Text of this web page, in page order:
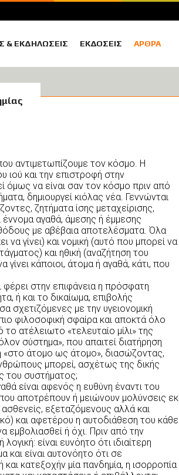
& ΕΚΔΗΛΩΣΕΙΣ ΕΚΔΟΣΕΙΣ ΑΡΘΡΑ
αντιμετωπίζουμε τον κόσμο. Η
ιού και την επιστροφή στην
όμως να είναι σαν τον κόσμο πριν από
δημιουργεί κιόλας νέα. Γεννώνται
ζητήματα ίσης μεταχείρισης,
έννομα αγαθά, άμεσης ή έμμεσης
με αβέβαια αποτελέσματα. Όλα
να γίνει) και νομική (αυτό που μπορεί να
και ηθική (αναζήτηση του
κάποιοι, άτομα ή αγαθά, κάτι, που
στην επιφάνεια η πρόσφατη
ή και το δικαίωμα, επιβολής
σχετιζόμενες με την υγειονομική
φιλοσοφική σφαίρα και αποκτά όλο
ατέλειωτο «τελευταίο μίλι» της
σύστημα», που απαιτεί διατήρηση
«στο άτομο ως άτομο», διασώζοντας,
μπορεί, ασχέτως της δικής
του συστήματος;
είναι αφενός η ευθύνη έναντι του
αποτρέπουν ή μειώνουν μολύνσεις εκ
εξεταζόμενους αλλά και
και αφετέρου η αυτοδιάθεση του κάθε
εμβολιασθεί ή όχι. Πριν από την
είναι ευνόητο ότι ιδιαίτερη
και είναι αυτονόητο ότι σε
κατεξοχήν μία πανδημία, η ισορροπία